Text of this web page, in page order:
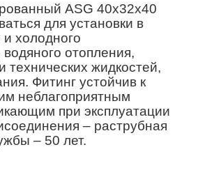
ASG 40х32х40
для установки в
и холодного
отопления,
технических жидкостей,
Фитинг устойчив к
неблагоприятным
при эксплуатации
– раструбная
– 50 лет.